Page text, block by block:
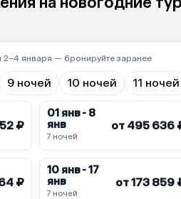
января — бронируйте заранее
9 ночей 10 ночей 11 ночей
₽
01 янв - 8
янв
7 ночей
от 495 636
₽
10 янв - 17
янв
7 ночей
от 173 859